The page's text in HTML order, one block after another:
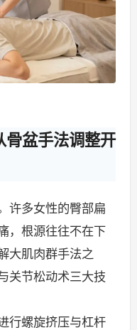
骨盆手法调整开
许多女性的臀部扁
，根源往往不在下
大肌肉群手法之
关节松动术三大技
行螺旋挤压与杠杆